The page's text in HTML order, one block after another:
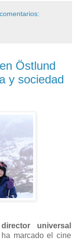
Östlund
y sociedad
universal
marcado el cine